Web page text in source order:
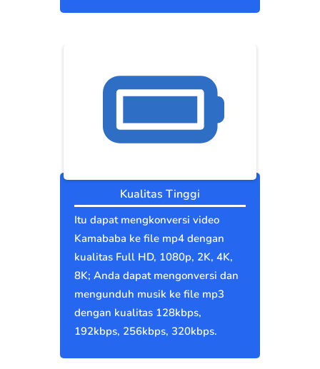
Kualitas Tinggi
Itu dapat mengkonversi video
Kamababa ke file mp4 dengan
kualitas Full HD, 1080p, 2K, 4K,
8K; Anda dapat mengonversi dan
mengunduh musik ke file mp3
dengan kualitas 128kbps,
192kbps, 256kbps, 320kbps.